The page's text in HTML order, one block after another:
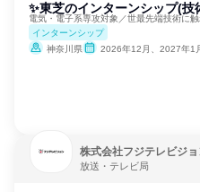
✨東芝のインターンシップ(技
電気・電子系専攻対象／世最先端技術に
インターンシップ
神奈川県
2026年12月、2027年1
株式会社フジテレビジ
放送・テレビ局